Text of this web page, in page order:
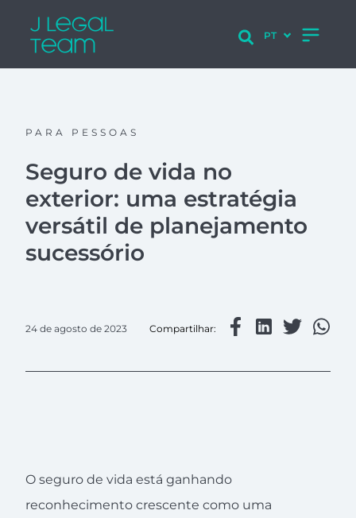
PARA PESSOAS
Seguro de vida no
exterior: uma estratégia
versátil de planejamento
sucessório
24 de agosto de 2023 Compartilhar:
O seguro de vida está ganhando
reconhecimento crescente como uma